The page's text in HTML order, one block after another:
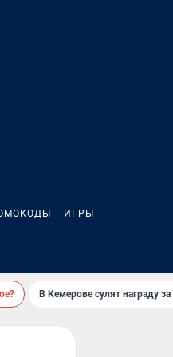
ИГРЫ
В Кемерове сулят награду